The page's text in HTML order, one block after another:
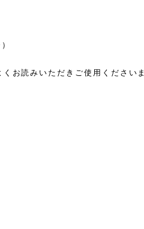
お読みいただきご使用くださいま